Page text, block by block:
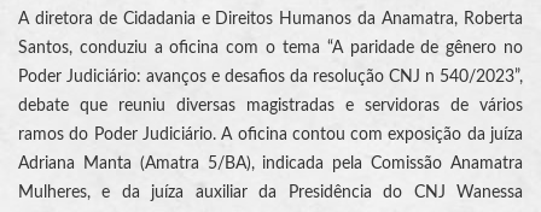
A diretora de Cidadania e Direitos Humanos da Anamatra, Roberta
Santos, conduziu a oficina com o tema “A paridade de gênero no
Poder Judiciário: avanços e desafios da resolução CNJ n 540/2023”,
debate que reuniu diversas magistradas e servidoras de vários
ramos do Poder Judiciário. A oficina contou com exposição da juíza
Adriana Manta (Amatra 5/BA), indicada pela Comissão Anamatra
Mulheres, e da juíza auxiliar da Presidência do CNJ Wanessa